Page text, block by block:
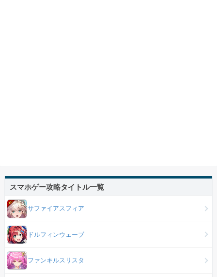
スマホゲー攻略タイトル一覧
サファイアスフィア
ドルフィンウェーブ
ファンキルスリスタ